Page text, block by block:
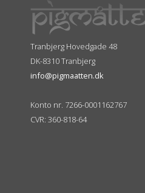
Tranbjerg Hovedgade 48
DK-8310 Tranbjerg
info@pigmaatten.dk
Konto nr. 7266-0001162767
CVR: 360-818-64